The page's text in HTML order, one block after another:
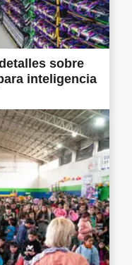
sobre
inteligencia